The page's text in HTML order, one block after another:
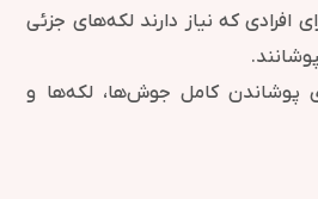
که نیاز دارند لکه‌های جزئی
پوشاندن کامل جوش‌ها، لکه‌ها و